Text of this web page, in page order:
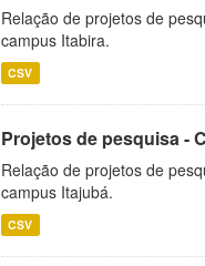
Relação de projetos de
campus Itabira.
CSV
Projetos de pesquisa -
Relação de projetos de
campus Itajubá.
CSV